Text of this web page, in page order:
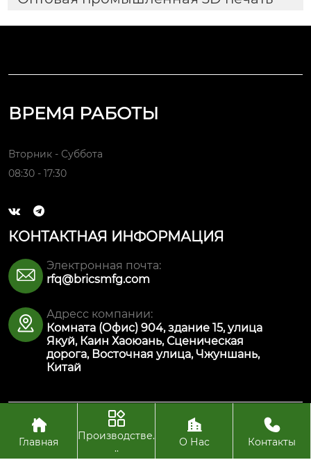
ВРЕМЯ РАБОТЫ
Вторник - Суббота
08:30 - 17:30
 
КОНТАКТНАЯ ИНФОРМАЦИЯ

Электронная почта:
rfq@bricsmfg.com

Адресс компании:
Комната (Офис) 904, здание 15, улица
Якуй, Каин Хаоюань, Сценическая
дорога, Восточная улица, Чжуншань,
Китай
Авторское право© ООО Интеллектуальная
производственная технология Булайкес (Чжуншань)

Главная

Производстве.
..

О Нас

Контакты